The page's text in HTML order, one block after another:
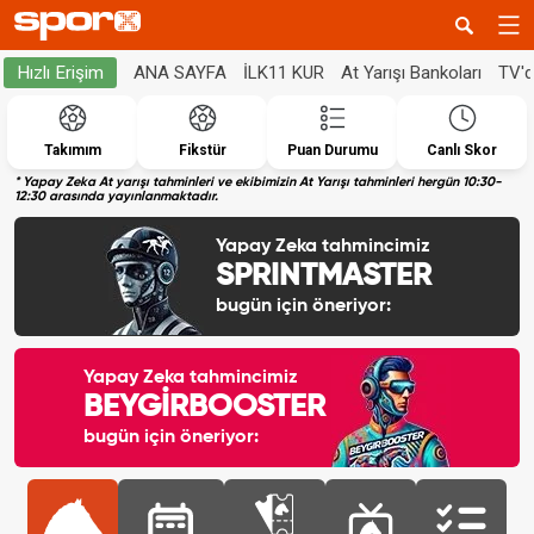
Hızlı Erişim ANA SAYFA İLK11 KUR At Yarışı Bankoları
Takımım Fikstür Puan Durumu Canlı Skor
* Yapay Zeka At yarışı tahminleri ve ekibimizin At Yarışı tahminleri hergün 10:30-
12:30 arasında yayınlanmaktadır.
Yapay Zeka tahmincimiz
SPRINTMASTER
bugün için öneriyor:
Yapay Zeka tahmincimiz
BEYGİRBOOSTER
bugün için öneriyor: